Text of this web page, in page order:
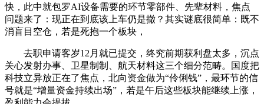
快，此中就包罗AI设备需要的环节零部件、先辈材料，焦点
问题来了：现正在到底该上车仍是撤？其实谜底很简单：既不
消盲目空仓，若是死抱一个板块，
去职申请客岁12月就已提交，终究前期获利盘太多，沉点
关心发射办事、卫星制制、航天材料这三个细分范畴。国度把
科技立异放正在了焦点，北向资金做为“伶俐钱”，最环节的信
号就是“增量资金持续出场”，若是午后这些板块能继续上涨，